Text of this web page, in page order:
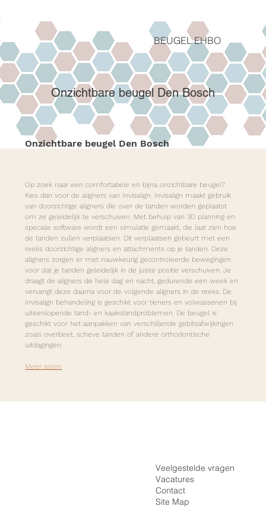
BEUGEL EHBO
Onzichtbare beugel Den Bosch
Onzichtbare beugel Den Bosch
Op zoek naar een comfortabele en bijna onzichtbare beugel?
Kies dan voor de aligners van Invisalign. Invisalign maakt gebruik
van doorzichtige aligners die over de tanden worden geplaatst
om ze geleidelijk te verschuiven. Met behulp van 3D planning en
speciale software wordt een simulatie gemaakt, die laat zien hoe
de tanden zullen verplaatsen. Dit verplaatsen gebeurt met een
reeks doorzichtige aligners en attachments op je tanden. Deze
aligners zorgen er met nauwkeurig gecontroleerde bewegingen
voor dat je tanden geleidelijk in de juiste positie verschuiven. Je
draagt de aligners de hele dag en nacht, gedurende een week en
vervangt deze daarna voor de volgende aligners in de reeks. De
Invisalign behandeling is geschikt voor tieners en volwassenen bij
uiteenlopende tand- en kaakstandproblemen. De beugel is
geschikt voor het aanpakken van verschillende gebitsafwijkingen
zoals overbeet, scheve tanden of andere orthodontische
uitdagingen.
Meer lezen
Veelgestelde vragen
Vacatures
Contact
Site Map